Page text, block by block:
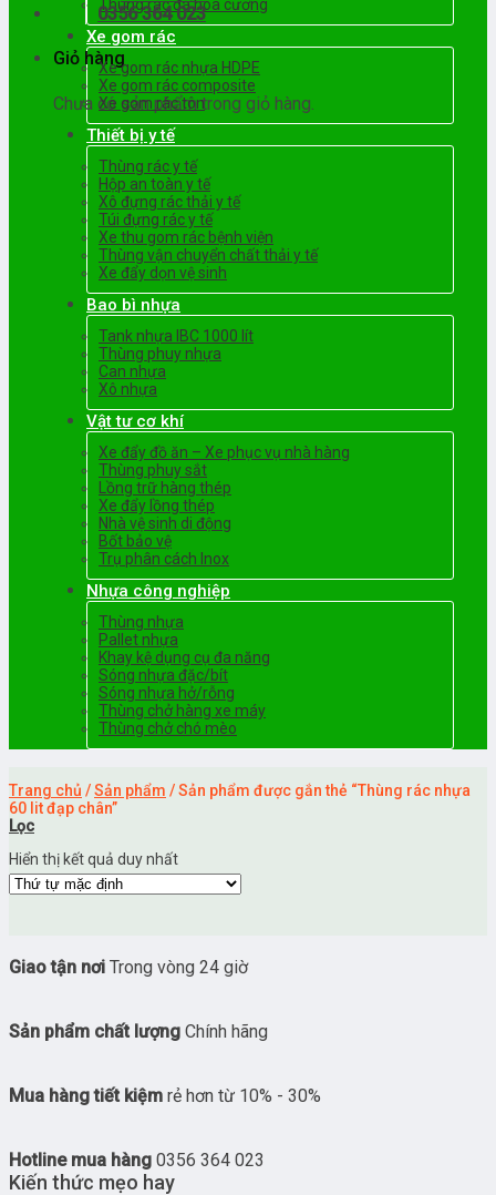
0356 364 023
Giỏ hàng
Chưa có sản phẩm trong giỏ hàng.
Thùng rác đá hoa cương
Xe gom rác
Xe gom rác nhựa HDPE
Xe gom rác composite
Xe gom rác tôn
Thiết bị y tế
Thùng rác y tế
Hộp an toàn y tế
Xô đựng rác thải y tế
Túi đựng rác y tế
Xe thu gom rác bệnh viện
Thùng vận chuyển chất thải y tế
Xe đẩy dọn vệ sinh
Bao bì nhựa
Tank nhựa IBC 1000 lít
Thùng phuy nhựa
Can nhựa
Xô nhựa
Vật tư cơ khí
Xe đẩy đồ ăn – Xe phục vụ nhà hàng
Thùng phuy sắt
Lồng trữ hàng thép
Xe đẩy lồng thép
Nhà vệ sinh di động
Bốt bảo vệ
Trụ phân cách Inox
Nhựa công nghiệp
Thùng nhựa
Pallet nhựa
Khay kệ dụng cụ đa năng
Sóng nhựa đặc/bít
Sóng nhựa hở/rỗng
Thùng chở hàng xe máy
Thùng chở chó mèo
Trang chủ /Sản phẩm /Sản phẩm được gắn thẻ “Thùng rác nhựa
60 lit đạp chân”
Lọc
Hiển thị kết quả duy nhất
Giao tận nơi Trong vòng 24 giờ
Sản phẩm chất lượng Chính hãng
Mua hàng tiết kiệm rẻ hơn từ 10% - 30%
Hotline mua hàng 0356 364 023
Kiến thức mẹo hay